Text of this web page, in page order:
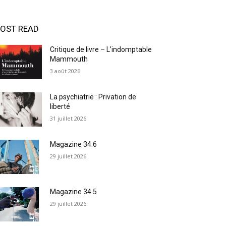
READ
Critique de livre – L’indomptable
Mammouth
3 août 2026
La psychiatrie : Privation de
liberté
31 juillet 2026
Magazine 34.6
29 juillet 2026
Magazine 34.5
29 juillet 2026